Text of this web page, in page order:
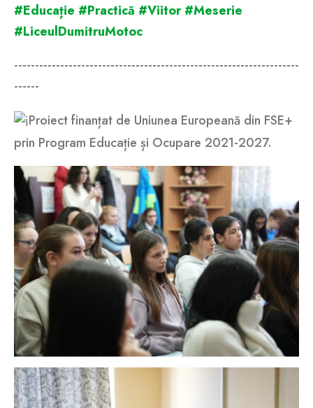
#Educație #Practică #Viitor #Meserie
#LiceulDumitruMotoc
--------------------------------------------------------------------
------
Proiect finanțat de Uniunea Europeană din FSE+
prin Program Educație și Ocupare 2021-2027.